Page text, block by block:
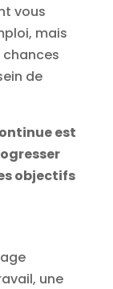
vous
mais
de
est
objectifs
une